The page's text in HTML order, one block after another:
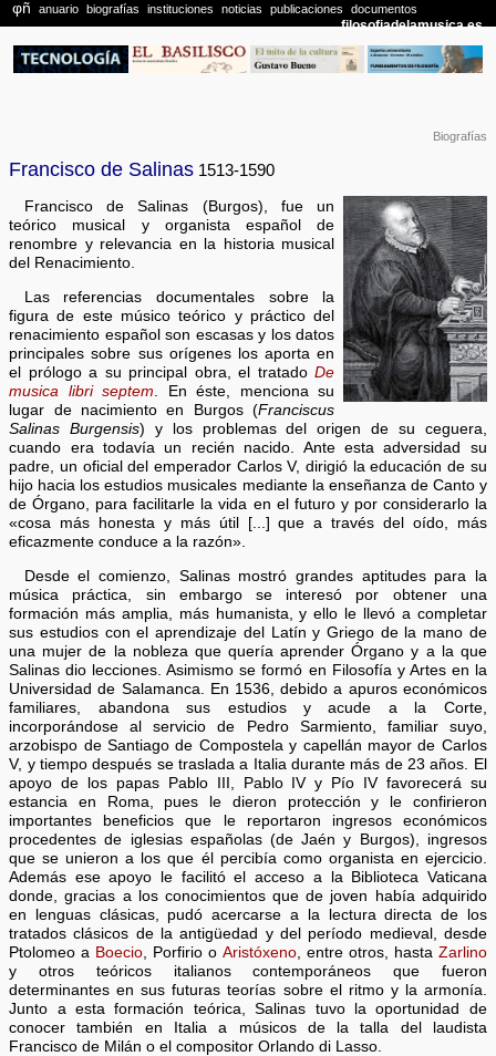
Biografías
Francisco de Salinas 1513-1590
Francisco de Salinas (Burgos), fue un
teórico musical y organista español de
renombre y relevancia en la historia musical
del Renacimiento.
Las referencias documentales sobre la
figura de este músico teórico y práctico del
renacimiento español son escasas y los datos
principales sobre sus orígenes los aporta en
el prólogo a su principal obra, el tratadoDe
musica libri septem . En éste, menciona su
lugar de nacimiento en Burgos (Franciscus
Salinas Burgensis) y los problemas del origen de su ceguera,
cuando era todavía un recién nacido. Ante esta adversidad su
padre, un oficial del emperador Carlos V, dirigió la educación de su
hijo hacia los estudios musicales mediante la enseñanza de Canto y
de Órgano, para facilitarle la vida en el futuro y por considerarlo la
«cosa más honesta y más útil [...] que a través del oído, más
eficazmente conduce a la razón».
Desde el comienzo, Salinas mostró grandes aptitudes para la
música práctica, sin embargo se interesó por obtener una
formación más amplia, más humanista, y ello le llevó a completar
sus estudios con el aprendizaje del Latín y Griego de la mano de
una mujer de la nobleza que quería aprender Órgano y a la que
Salinas dio lecciones. Asimismo se formó en Filosofía y Artes en la
Universidad de Salamanca. En 1536, debido a apuros económicos
familiares, abandona sus estudios y acude a la Corte,
incorporándose al servicio de Pedro Sarmiento, familiar suyo,
arzobispo de Santiago de Compostela y capellán mayor de Carlos
V, y tiempo después se traslada a Italia durante más de 23 años. El
apoyo de los papas Pablo III, Pablo IV y Pío IV favorecerá su
estancia en Roma, pues le dieron protección y le confirieron
importantes beneficios que le reportaron ingresos económicos
procedentes de iglesias españolas (de Jaén y Burgos), ingresos
que se unieron a los que él percibía como organista en ejercicio.
Además ese apoyo le facilitó el acceso a la Biblioteca Vaticana
donde, gracias a los conocimientos que de joven había adquirido
en lenguas clásicas, pudó acercarse a la lectura directa de los
tratados clásicos de la antigüedad y del período medieval, desde
Ptolomeo a Boecio , Porfirio o Aristóxeno, entre otros, hasta Zarlino
y otros teóricos italianos contemporáneos que fueron
determinantes en sus futuras teorías sobre el ritmo y la armonía.
Junto a esta formación teórica, Salinas tuvo la oportunidad de
conocer también en Italia a músicos de la talla del laudista
Francisco de Milán o el compositor Orlando di Lasso.